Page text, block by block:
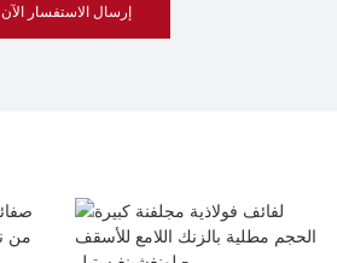
إرسال الاستفسار الآن